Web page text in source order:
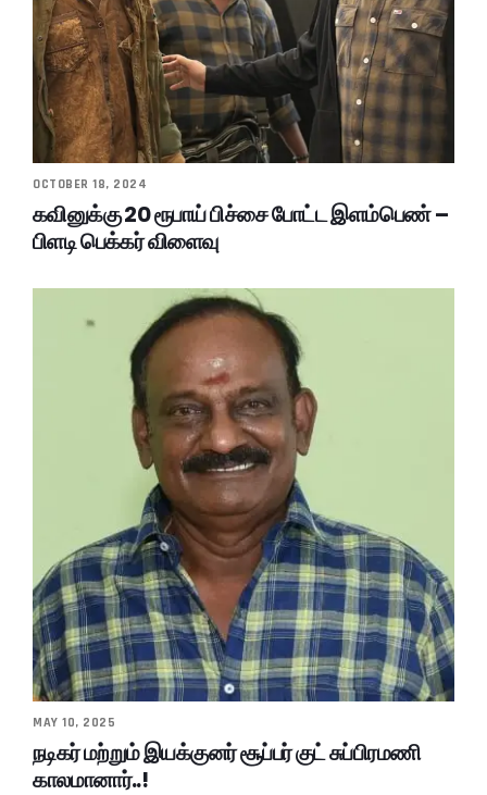
OCTOBER 18, 2024
கவினுக்கு 20 ரூபாய் பிச்சை போட்ட இளம்பெண் –
பிளடி பெக்கர் விளைவு
MAY 10, 2025
நடிகர் மற்றும் இயக்குனர் சூப்பர் குட் சுப்பிரமணி
காலமானார்..!